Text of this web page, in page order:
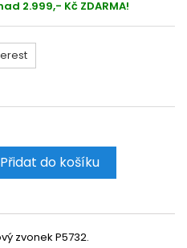
2.999,- Kč ZDARMA!
Přidat do košíku
zvonek P5732.